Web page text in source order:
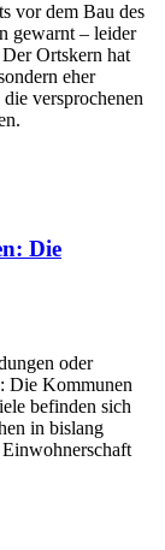
vor dem Bau des
gewarnt – leider
Ortskern hat
eher
versprochenen
Die
oder
Die Kommunen
befinden sich
in bislang